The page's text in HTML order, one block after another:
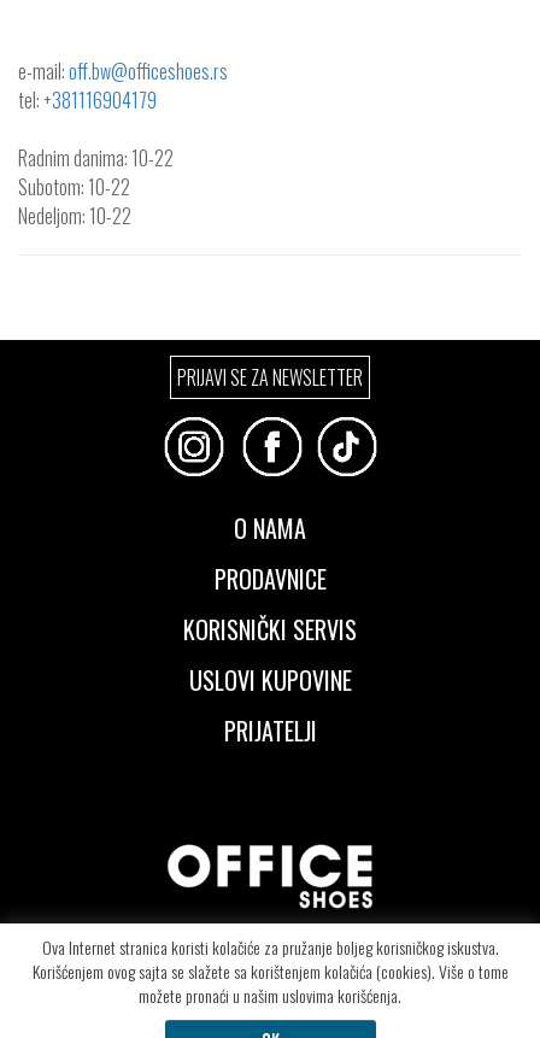
e-mail:off.bw@officeshoes.rs
tel:+381116904179
Radnim danima: 10-22
Subotom: 10-22
Nedeljom: 10-22
PRIJAVI SE ZA NEWSLETTER
O NAMA
PRODAVNICE
KORISNIČKI SERVIS
USLOVI KUPOVINE
PRIJATELJI
© Copyright 2026 OFFICE SHOES d.o.o - Segedinski put 106 - 24000 Subotica -
Telefon: +381.24.415.6090
Ova Internet stranica koristi kolačiće za pružanje boljeg korisničkog iskustva.
Korišćenjem ovog sajta se slažete sa korištenjem kolačića (cookies). Više o tome
možete pronaći u našim uslovima korišćenja.